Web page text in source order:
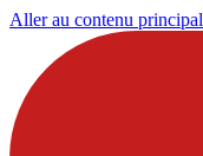
Aller au contenu principal